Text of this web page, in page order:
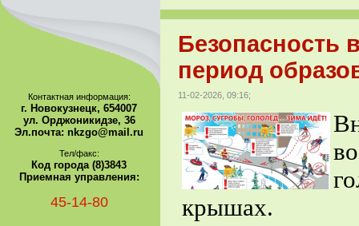
Безопасность
период
11-02-2026, 09:16;
крышах.
Контактная информация:
г. Новокузнецк, 654007
ул. Орджоникидзе, 36
Эл.почта: nkzgo@mail.ru
Тел/факс:
Код города (8)3843
Приемная управления:
45-14-80